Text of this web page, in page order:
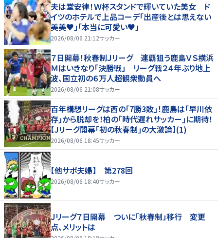
夫は堂安律！Ｗ杯スタンドで輝いていた美女 ド
イツのホテルで上品コーデ「出産後とは思えない
美美♥」「本当に可愛い♥」
2026/08/06 21:12サッカー
７日開幕！秋春制Ｊリーグ 連覇狙う鹿島ＶＳ横浜
Ｍはいきなり「決勝戦」 リーグ戦２４年ぶり地上
波、国立初の６万人超観衆動員へ
2026/08/06 21:08サッカー
百年構想リーグは西の｢7勝3敗｣！鹿島は｢早川依
存｣から脱却を！柏の｢時代遅れサッカー｣に期待！
【Jリーグ開幕｢初の秋春制｣の大激論】(1)
2026/08/06 18:45サッカー
【他サポ夫婦】 第278回
2026/08/06 18:40サッカー
Ｊリーグ７日開幕 ついに「秋春制」移行 変更
点、メリットは